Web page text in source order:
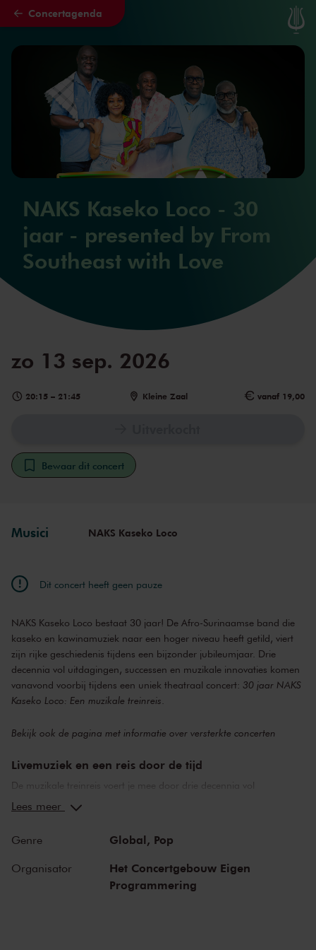
Naar hoofdcontent
Concertagenda
NAKS Kaseko Loco - 30
jaar - presented by From
Southeast with Love
zo 13 sep. 2026
20:15 – 21:45 Kleine Zaal vanaf 19,00
Bewaar dit concert
Musici NAKS Kaseko Loco
Dit concert heeft geen pauze
NAKS Kaseko Loco bestaat 30 jaar! De Afro-Surinaamse band die
kaseko en kawinamuziek naar een hoger niveau heeft getild, viert
zijn rijke geschiedenis tijdens een bijzonder jubileumjaar. Drie
decennia vol uitdagingen, successen en muzikale innovaties komen
vanavond voorbij tijdens een uniek theatraal concert: 30 jaar NAKS
Kaseko Loco: Een muzikale treinreis
Bekijk ook de pagina met informatie over versterkte concerten
Livemuziek en een reis door de tijd
De muzikale treinreis voert je mee door drie decennia vol
uitdagingen, successen en muzikale innovaties. Livemuziek,
Cultuurfonds, dat met donaties van muziekinstrumenten een
belangrijke rol speelde in de groei van de band, krijgt ook een
speciale plek in het verhaal.
Lees meer
Genre Global, Pop
Organisator
Het Concertgebouw Eigen
Programmering